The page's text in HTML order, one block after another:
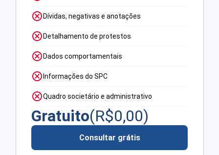
Dívidas, negativas e anotações
Detalhamento de protestos
Dados comportamentais
Informações do SPC
Quadro societário e administrativo
Gratuito(R$0,00)
Consultar grátis